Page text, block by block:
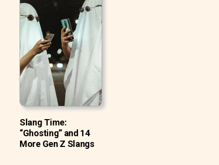
Slang Time:
“Ghosting” and 14
More Gen Z Slangs